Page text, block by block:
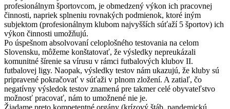
profesionálnym športovcom, je obmedzený výkon ich pracovnej
činnosti, napriek splneniu rovnakých podmienok, ktoré iným
subjektom (profesionálnym klubom najvyšších súťaží 5 športov) ich
výkon činnosti umožňujú.
Po úspešnom absolvovaní celoplošného testovania na celom
Slovensku, môžeme konštatovať, že výsledky nepreukázali
komunitné šírenie sa vírusu v rámci futbalových klubov II.
futbalovej ligy. Naopak, výsledky testov nám ukazujú, že kluby sú
pripravené pokračovať v súťaži v plnom zložení. A zatiaľ, čo
negatívny výsledok testov znamená pre takmer celé obyvateľstvo
možnosť pracovať, nám to umožnené nie je.
Žiadame preto kompetentné orgány (krízový štáb, pandemickú